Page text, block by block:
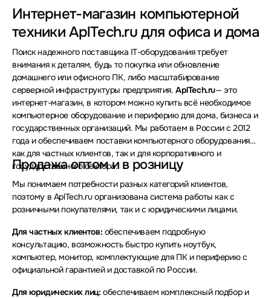
Интернет-магазин компьютерной
техники AplTech.ru для офиса и дома
Поиск надежного поставщика IT-оборудования требует
внимания к деталям, будь то покупка или обновление
домашнего или офисного ПК, либо масштабирование
серверной инфраструктуры предприятия. AplTech.ru— это
интернет-магазин, в котором можно купить всё необходимое
компьютерное оборудование и периферию для дома, бизнеса и
государственных организаций. Мы работаем в России с 2012
года и обеспечиваем поставки компьютерного оборудования
как для частных клиентов, так и для корпоративного и
государственного сектора.
Продажа оптом и в розницу
Мы понимаем потребности разных категорий клиентов,
поэтому в AplTech.ru организована система работы как с
розничными покупателями, так и с юридическими лицами.
Для частных клиентов: обеспечиваем подробную
консультацию, возможность быстро купить ноутбук,
компьютер, монитор, комплектующие для ПК и периферию с
официальной гарантией и доставкой по России.
Для юридических лиц: обеспечиваем комплексный подбор и